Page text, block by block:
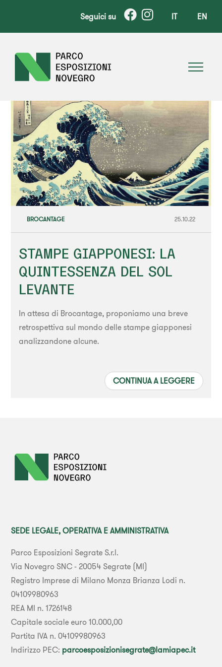
Seguici su IT EN
BROCANTAGE 25.10.22
STAMPE GIAPPONESI: LA
QUINTESSENZA DEL SOL
LEVANTE
In attesa di Brocantage, proponiamo una breve
retrospettiva sul mondo delle stampe giapponesi
analizzandone alcune.
CONTINUA A LEGGERE
SEDE LEGALE, OPERATIVA E AMMINISTRATIVA
Parco Esposizioni Segrate S.r.l.
Via Novegro SNC - 20054 Segrate (MI)
Registro Imprese di Milano Monza Brianza Lodi n.
04109980963
REA MI n. 1726148
Capitale sociale euro 10.000,00
Partita IVA n. 04109980963
Indirizzo PEC: parcoesposizionisegrate@lamiapec.it